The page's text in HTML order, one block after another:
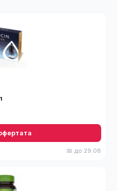
📅 до 29.08